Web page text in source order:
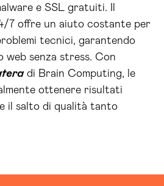
e SSL gratuiti. Il
7 offre un aiuto costante per
tecnici, garantendo
web senza stress. Con
di Brain Computing, le
ottenere risultati
il salto di qualità tanto